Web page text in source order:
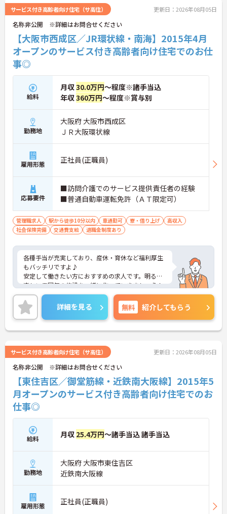
サービス付き高齢者向け住宅（サ高住） 更新日：2026年08月05日
名称非公開 ※詳細はお問合せください
【大阪市西成区／JR環状線・南海】2015年4月
オープンのサービス付き高齢者向け住宅でのお仕
事◎
給料
月収30.0万円～程度※諸手当込
年収360万円～程度※賞与別
勤務地
大阪府 大阪市西成区
ＪＲ大阪環状線
雇用形態 正社員(正職員)
応募要件
■訪問介護でのサービス提供責任者の経験
■普通自動車運転免許（ＡＴ限定可）
管理職求人 駅から徒歩10分以内 車通勤可 寮・借り上げ
高収入
社会保険完備
交通費支給 退職金制度あり
各種手当が充実しており、産休・育休など福利厚生
もバッチリですよ♪
安定して働きたい方におすすめの求人です。明るく
楽しい雰囲気の施設を一緒に作っていきましょう！
アットホームで居心地の良い職場なのですぐに馴染
めますよ♪
ご興味をお持ちの方はまずマイナビまでお問い合わ
せください！
詳細を見る 無料 紹介してもらう
サービス付き高齢者向け住宅（サ高住） 更新日：2026年08月05日
名称非公開 ※詳細はお問合せください
【東住吉区／御堂筋線・近鉄南大阪線】2015年5
月オープンのサービス付き高齢者向け住宅でのお
仕事◎
給料 月収 25.4万円～諸手当込 諸手当込
勤務地
大阪府 大阪市東住吉区
近鉄南大阪線
雇用形態 正社員(正職員)